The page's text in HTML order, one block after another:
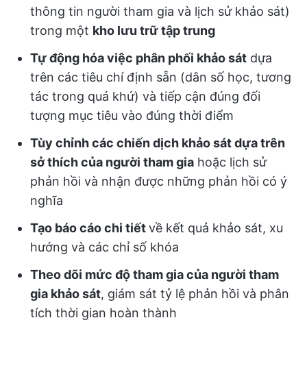
thông tin người tham gia và lịch sử khảo sát)
trong một kho lưu trữ tập trung
Tự động hóa việc phân phối khảo sát dựa
trên các tiêu chí định sẵn (dân số học, tương
tác trong quá khứ) và tiếp cận đúng đối
tượng mục tiêu vào đúng thời điểm
Tùy chỉnh các chiến dịch khảo sát dựa trên
sở thích của người tham gia hoặc lịch sử
phản hồi và nhận được những phản hồi có ý
nghĩa
Tạo báo cáo chi tiếtvề kết quả khảo sát, xu
hướng và các chỉ số khóa
Theo dõi mức độ tham gia của người tham
gia khảo sát, giám sát tỷ lệ phản hồi và phân
tích thời gian hoàn thành